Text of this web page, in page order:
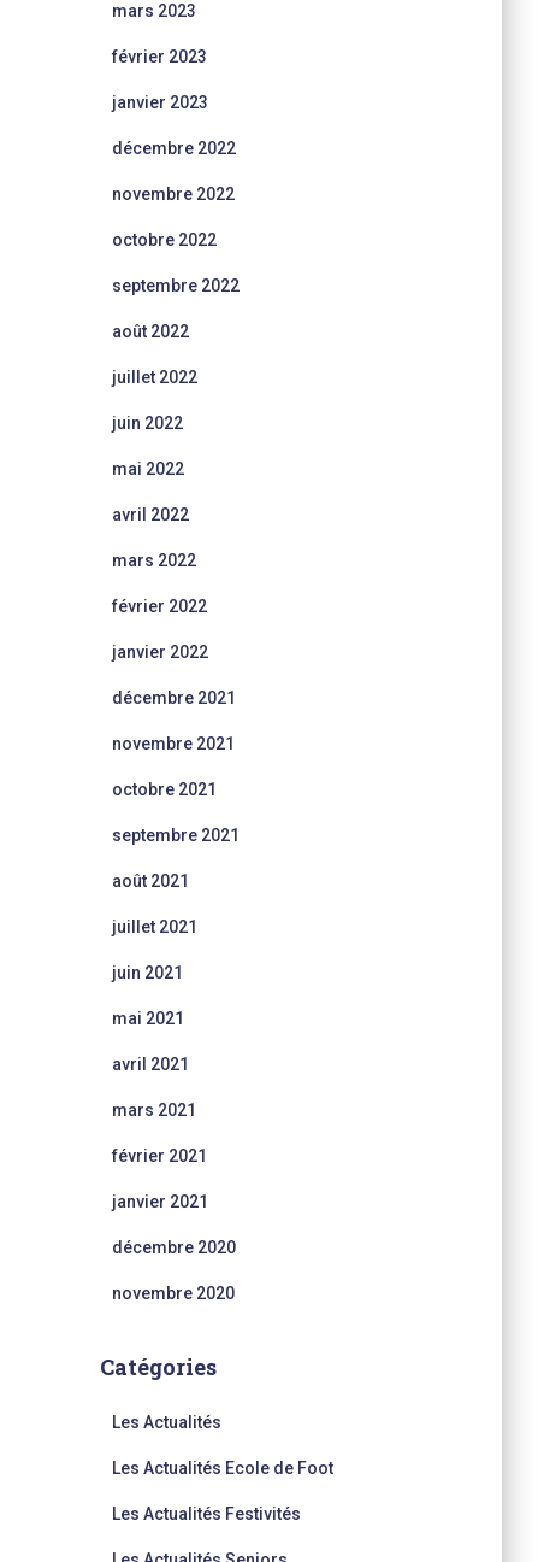
mars 2023
février 2023
janvier 2023
décembre 2022
novembre 2022
octobre 2022
septembre 2022
août 2022
juillet 2022
juin 2022
mai 2022
avril 2022
mars 2022
février 2022
janvier 2022
décembre 2021
novembre 2021
octobre 2021
septembre 2021
août 2021
juillet 2021
juin 2021
mai 2021
avril 2021
mars 2021
février 2021
janvier 2021
décembre 2020
novembre 2020
Catégories
Les Actualités
Les Actualités Ecole de Foot
Les Actualités Festivités